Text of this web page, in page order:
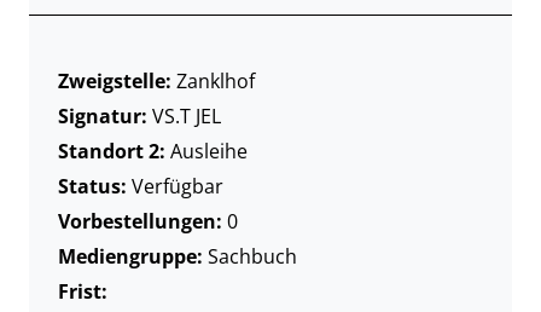
Zweigstelle: Zanklhof
Signatur: VS.T JEL
Standort 2: Ausleihe
Status: Verfügbar
Vorbestellungen: 0
Mediengruppe: Sachbuch
Frist: